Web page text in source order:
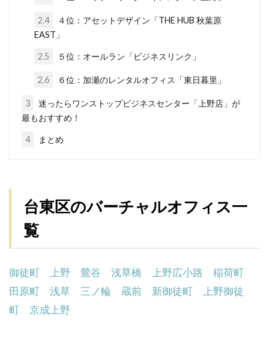
2.4
４位：アセットデザイン「THE HUB 秋葉原
EAST」
2.5 ５位：オールラン「ビジネスリンク」
2.6 ６位：加瀬のレンタルオフィス「東日暮里」
3
迷ったらワンストップビジネスセンター「上野店」が
最もおすすめ！
4 まとめ
台東区のバーチャルオフィス一
覧
御徒町 上野 鶯谷 浅草橋 上野広小路
稲荷町
田原町
浅草 三ノ輪 蔵前 新御徒町
上野御徒
町
京成上野